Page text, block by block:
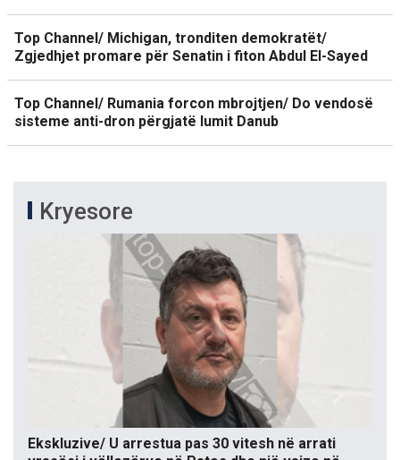
Top Channel/ Michigan, tronditen demokratët/
Zgjedhjet promare për Senatin i fiton Abdul El-Sayed
Top Channel/ Rumania forcon mbrojtjen/ Do vendosë
sisteme anti-dron përgjatë lumit Danub
Kryesore
Ekskluzive/ U arrestua pas 30 vitesh në arrati